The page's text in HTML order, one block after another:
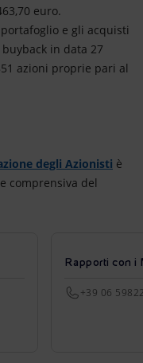
euro.
e gli acquisti
in data 27
azioni proprie pari al
degli Azionisti è
comprensiva del
Rapporti con i
+39 06